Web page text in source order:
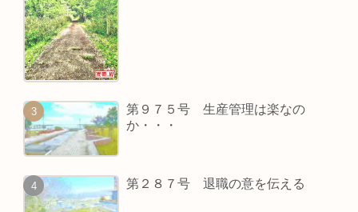
第９７５号 生産管理は楽なの
か・・・
第２８７号 退職の意を伝える